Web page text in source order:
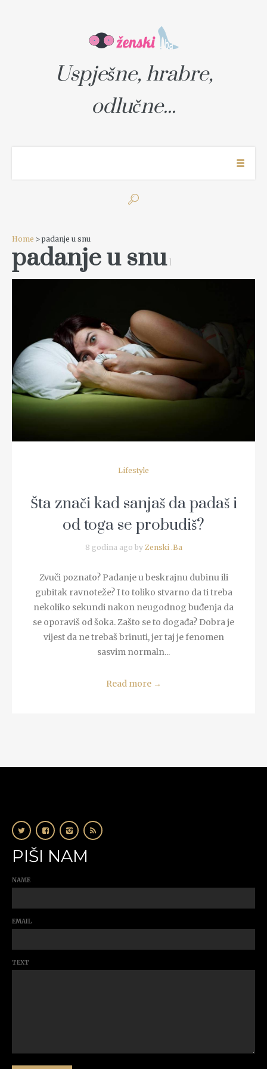
Uspješne, hrabre,
odlučne...
Home > padanje u snu
padanje u snu1
READ MORE
Lifestyle
Šta znači kad sanjaš da padaš i
od toga se probudiš?
8 godina ago by Zenski .Ba
Zvuči poznato? Padanje u beskrajnu dubinu ili
gubitak ravnoteže? I to toliko stvarno da ti treba
nekoliko sekundi nakon neugodnog buđenja da
se oporaviš od šoka. Zašto se to događa? Dobra je
vijest da ne trebaš brinuti, jer taj je fenomen
sasvim normaln...
Read more →
PIŠI NAM
NAME
EMAIL
TEXT